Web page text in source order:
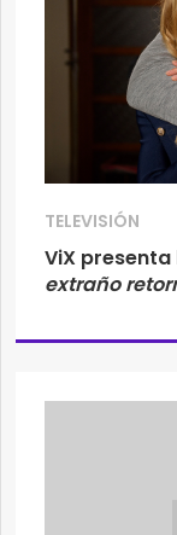
TELEVISIÓN
ViX
extraño